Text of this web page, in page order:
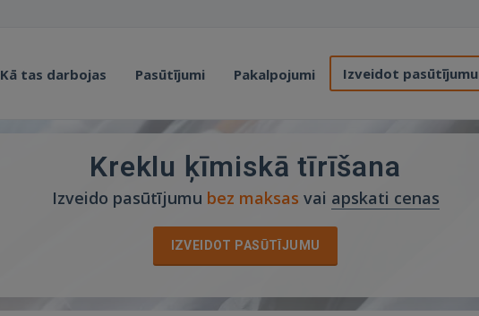
Kā tas darbojas Pasūtījumi Pakalpojumi Izveidot pasūtījumu
Kreklu ķīmiskā tīrīšana
Izveido pasūtījumu bez maksas vai apskati cenas
IZVEIDOT PASŪTĪJUMU